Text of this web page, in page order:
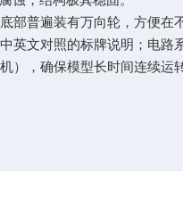
普遍装有万向轮，方便在
英文对照的标牌说明；电路
），确保模型长时间连续运